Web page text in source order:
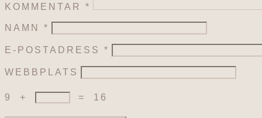
KOMMENTAR *
NAMN *
E-POSTADRESS *
WEBBPLATS
9 + = 16